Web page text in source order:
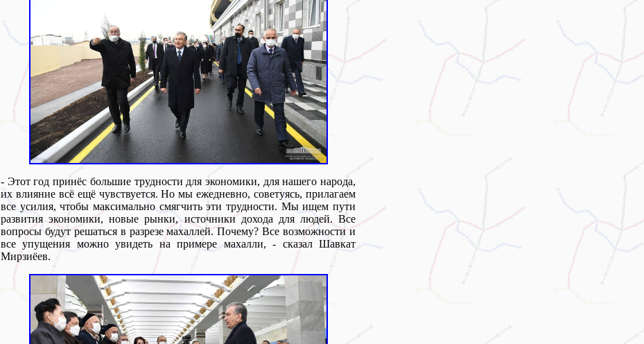
- Этот год принёс большие трудности для экономики, для нашего народа,
их влияние всё ещё чувствуется. Но мы ежедневно, советуясь, прилагаем
все усилия, чтобы максимально смягчить эти трудности. Мы ищем пути
развития экономики, новые рынки, источники дохода для людей. Все
вопросы будут решаться в разрезе махаллей. Почему? Все возможности и
все упущения можно увидеть на примере махалли, - сказал Шавкат
Мирзиёев.